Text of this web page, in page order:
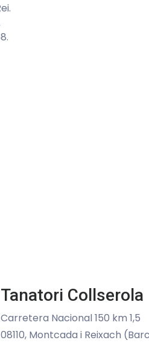
Tanatori Collserola
Carretera Nacional 150 km 1,5
08110, Montcada i Reixach